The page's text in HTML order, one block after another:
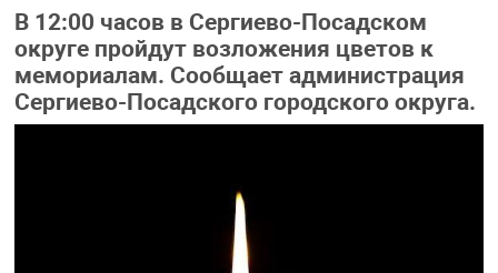
В 12:00 часов в Сергиево-Посадском
округе пройдут возложения цветов к
мемориалам. Сообщает администрация
Сергиево-Посадского городского округа.